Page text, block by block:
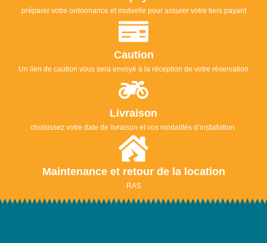
préparer votre ordonnance et mutuelle pour assurer votre tiers payant
Caution
Un lien de caution vous sera envoyé à la réception de votre réservation
Livraison
choisissez votre date de livraison et vos modalités d’installation
Maintenance et retour de la location
RAS